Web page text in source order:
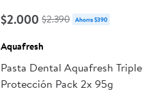
$2.000 $2.390 Ahorra $390
Aquafresh
Pasta Dental Aquafresh Triple
Protección Pack 2x 95g